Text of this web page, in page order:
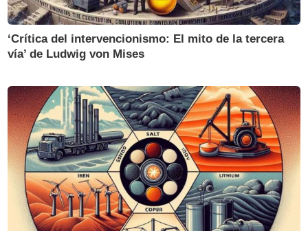
‘Crítica del intervencionismo: El mito de la tercera
vía’ de Ludwig von Mises